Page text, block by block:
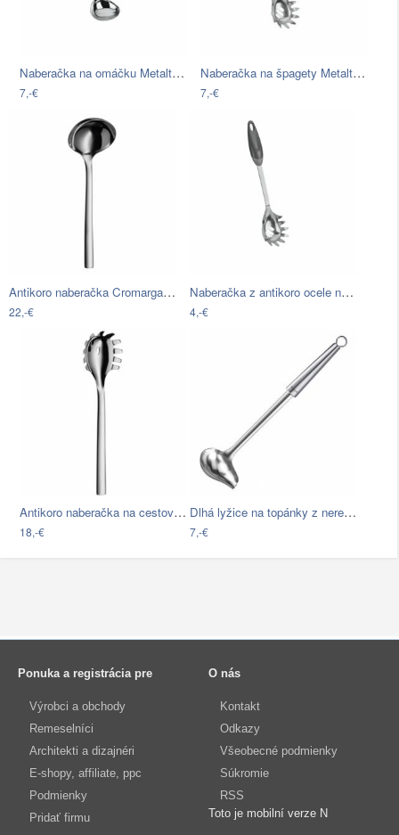
Naberačka na omáčku Metaltex Sauce,…
7,-€
Naberačka na špagety Metaltex, dĺžka 31…
7,-€
Antikoro naberačka Cromargan® WMF Nuova…
22,-€
Naberačka z antikoro ocele na cestoviny…
4,-€
Antikoro naberačka na cestoviny…
18,-€
Dlhá lyžice na topánky z nerezovej…
7,-€
Ponuka a registrácia pre
Výrobci a obchody
Remeselníci
Architekti a dizajnéri
E-shopy, affiliate, ppc
Podmienky
Pridať firmu
O nás
Kontakt
Odkazy
Všeobecné podmienky
Súkromie
RSS
Toto je mobilní verze N